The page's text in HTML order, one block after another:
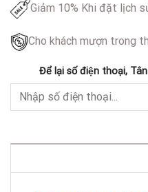
Giảm 10% Khi đặt lịch
Cho khách mượn trong
Để lại số điện thoại,